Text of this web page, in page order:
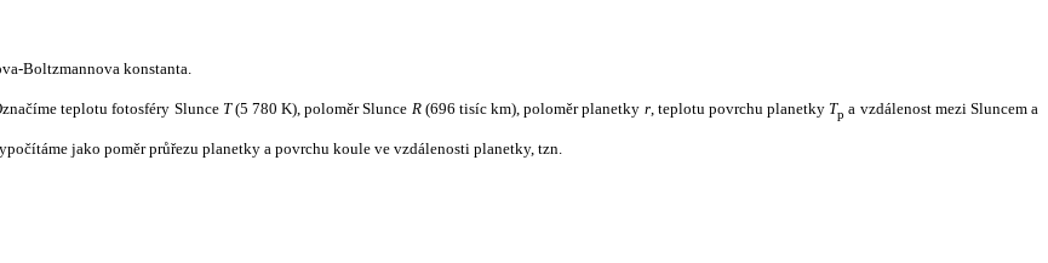
Boltzmannova konstanta.
teplotu fotosféry Slunce T(5 780 K), poloměr Slunce R(696 tisíc km), poloměr planetky r, teplotu povrchu planetky Tp a vzdálenost mezi Sluncem a
jako poměr průřezu planetky a povrchu koule ve vzdálenosti planetky, tzn.